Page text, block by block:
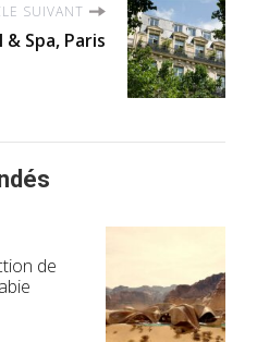
SUIVANT
Spa, Paris
de